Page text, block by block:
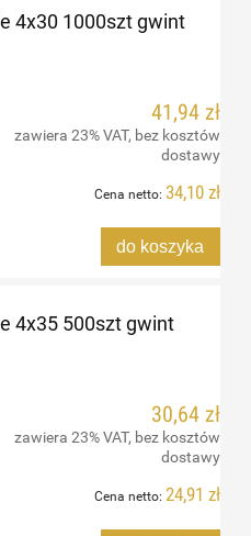
4x30 1000szt gwint
41,94 zł
zawiera 23% VAT, bez kosztów
dostawy
Cena netto: 34,10 zł
do koszyka
4x35 500szt gwint
30,64 zł
zawiera 23% VAT, bez kosztów
dostawy
Cena netto: 24,91 zł